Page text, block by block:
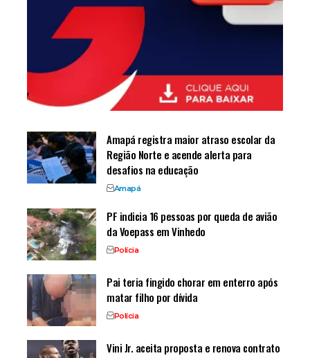
Amapá registra maior atraso escolar da
Região Norte e acende alerta para
desafios na educação
Amapá
PF indicia 16 pessoas por queda de avião
da Voepass em Vinhedo
Polícia
Pai teria fingido chorar em enterro após
matar filho por dívida
Polícia
Vini Jr. aceita proposta e renova contrato